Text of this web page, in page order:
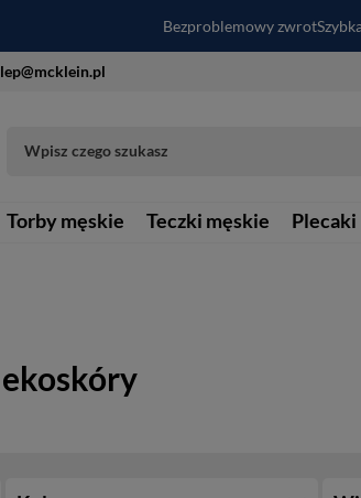
Bezproblemowy zwrot
Torby męskie Teczki męskie Plecaki